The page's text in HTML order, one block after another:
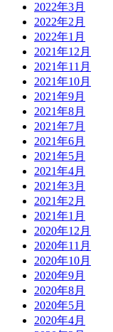
2022年3月
2022年2月
2022年1月
2021年12月
2021年11月
2021年10月
2021年9月
2021年8月
2021年7月
2021年6月
2021年5月
2021年4月
2021年3月
2021年2月
2021年1月
2020年12月
2020年11月
2020年10月
2020年9月
2020年8月
2020年5月
2020年4月